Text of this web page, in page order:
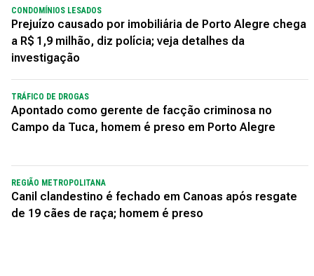
CONDOMÍNIOS LESADOS
Prejuízo causado por imobiliária de Porto Alegre chega
a R$ 1,9 milhão, diz polícia; veja detalhes da
investigação
TRÁFICO DE DROGAS
Apontado como gerente de facção criminosa no
Campo da Tuca, homem é preso em Porto Alegre
REGIÃO METROPOLITANA
Canil clandestino é fechado em Canoas após resgate
de 19 cães de raça; homem é preso